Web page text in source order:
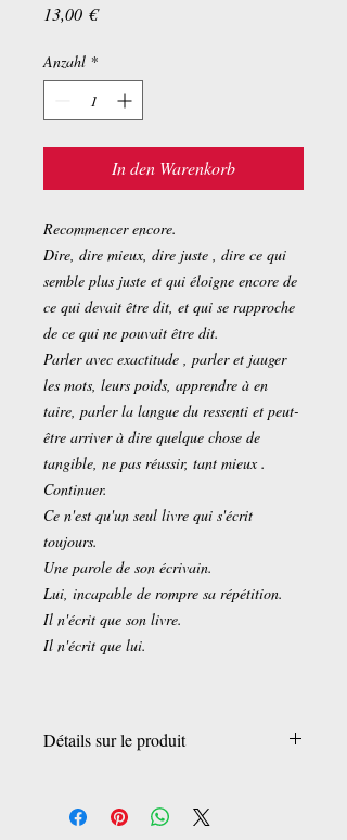
13,00 €Preis
Anzahl *
In den Warenkorb
Recommencer encore.
Dire, dire mieux, dire juste , dire ce qui
semble plus juste et qui éloigne encore de
ce qui devait être dit, et qui se rapproche
de ce qui ne pouvait être dit.
Parler avec exactitude , parler et jauger
les mots, leurs poids, apprendre à en
taire, parler la langue du ressenti et peut-
être arriver à dire quelque chose de
tangible, ne pas réussir, tant mieux .
Continuer.
Ce n'est qu'un seul livre qui s'écrit
toujours.
Une parole de son écrivain.
Lui, incapable de rompre sa répétition.
Il n'écrit que son livre.
Il n'écrit que lui.
Détails sur le produit
Date de publication ‏ : ‎ 15 mai 2020
Langue ‏ : ‎ Français